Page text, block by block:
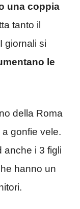
una coppia
tanto il
giornali si
le
della Roma
gonfie vele.
anche i 3 figli
hanno un